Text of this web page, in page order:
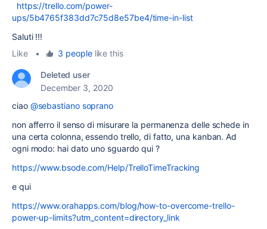
https://trello.com/power-
ups/5b4765f383dd7c75d8e57be4/time-in-list
Saluti !!!
Like
• 3 peoplelike this
Deleted user
December 3, 2020
ciao @sebastiano soprano
non afferro il senso di misurare la permanenza delle schede in
una certa colonna, essendo trello, di fatto, una kanban. Ad
ogni modo: hai dato uno sguardo qui ?
https://www.bsode.com/Help/TrelloTimeTracking
e qui
https://www.orahapps.com/blog/how-to-overcome-trello-
power-up-limits?utm_content=directory_link